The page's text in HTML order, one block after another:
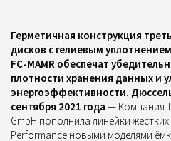
Герметичная конструкция
дисков с гелиевым
FC-MAMR обеспечат
плотности хранения данных и
энергоэффективности.
сентября 2021 года — Компания
GmbH пополнила линейки жёстких
Performance новыми моделями